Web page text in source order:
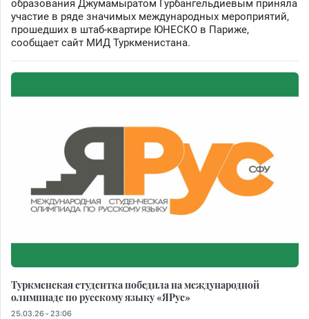
образования Джумамыратом Гурбангельдиевым приняла
участие в ряде значимых международных мероприятий,
прошедших в штаб-квартире ЮНЕСКО в Париже,
сообщает сайт МИД Туркменистана.
Туркменская студентка победила на международной
олимпиаде по русскому языку «ЯРус»
25.03.26 - 23:06